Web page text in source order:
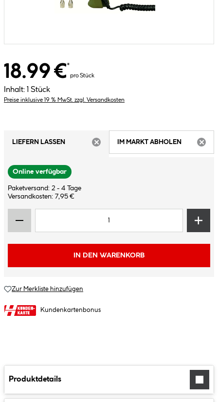
18.99 €*
pro Stück
Inhalt: 1 Stück
Preise inklusive 19 % MwSt. zzgl. Versandkosten
LIEFERN LASSEN
IM MARKT ABHOLEN
Online verfügbar
Paketversand: 2 - 4 Tage
Versandkosten: 7,95 €
IN DEN WARENKORB
Zur Merkliste hinzufügen
Kundenkartenbonus
Produktdetails